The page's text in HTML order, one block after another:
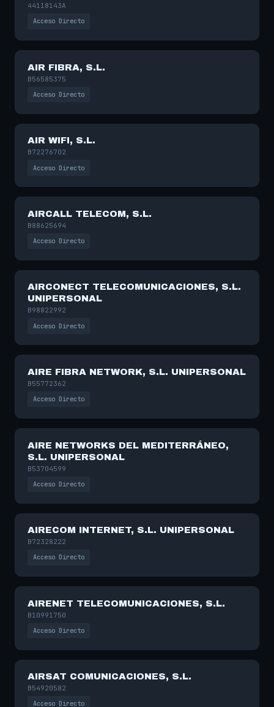
44118143A
Acceso Directo
AIR FIBRA, S.L.
B56585375
Acceso Directo
AIR WIFI, S.L.
B72276702
Acceso Directo
AIRCALL TELECOM, S.L.
B88625694
Acceso Directo
AIRCONECT TELECOMUNICACIONES, S.L.
UNIPERSONAL
B98822992
Acceso Directo
AIRE FIBRA NETWORK, S.L. UNIPERSONAL
B55772362
Acceso Directo
AIRE NETWORKS DEL MEDITERRÁNEO,
S.L. UNIPERSONAL
B53704599
Acceso Directo
AIRECOM INTERNET, S.L. UNIPERSONAL
B72328222
Acceso Directo
AIRENET TELECOMUNICACIONES, S.L.
B10991750
Acceso Directo
AIRSAT COMUNICACIONES, S.L.
B54920582
Acceso Directo